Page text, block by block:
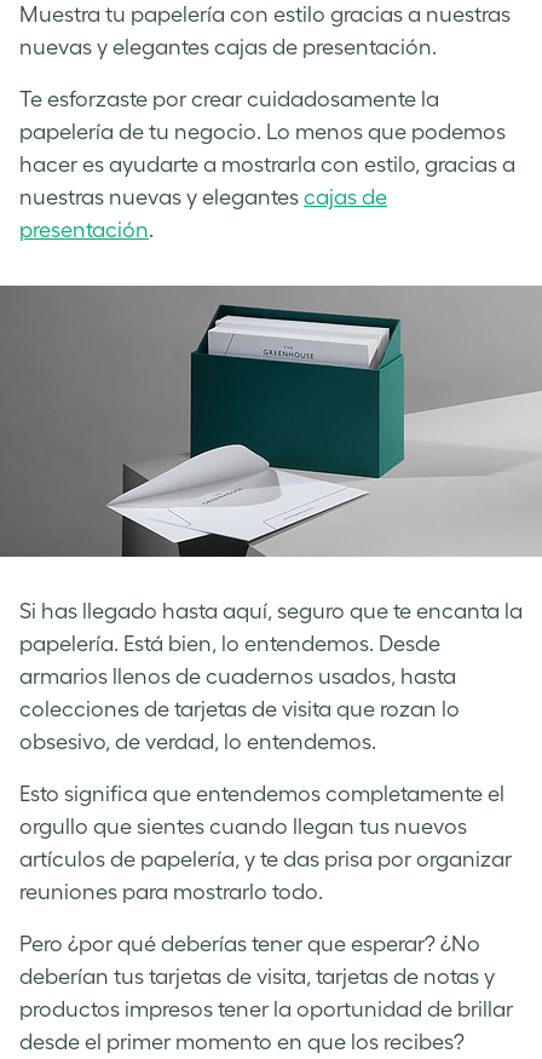
Muestra tu papelería con estilo gracias a nuestras
nuevas y elegantes cajas de presentación.
Te esforzaste por crear cuidadosamente la
papelería de tu negocio. Lo menos que podemos
hacer es ayudarte a mostrarla con estilo, gracias a
nuestras nuevas y elegantes cajas de
presentación.
Si has llegado hasta aquí, seguro que te encanta la
papelería. Está bien, lo entendemos. Desde
armarios llenos de cuadernos usados, hasta
colecciones de tarjetas de visita que rozan lo
obsesivo, de verdad, lo entendemos.
Esto significa que entendemos completamente el
orgullo que sientes cuando llegan tus nuevos
artículos de papelería, y te das prisa por organizar
reuniones para mostrarlo todo.
Pero ¿por qué deberías tener que esperar? ¿No
deberían tus tarjetas de visita, tarjetas de notas y
productos impresos tener la oportunidad de brillar
desde el primer momento en que los recibes?